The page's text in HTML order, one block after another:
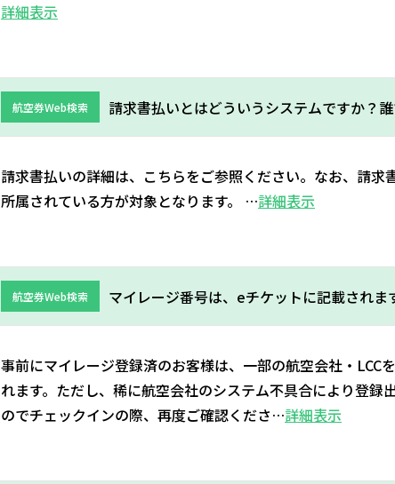
詳細表示
航空券Web検索 請求書払いとはどういうシステムですか？
請求書払いの詳細は、こちらをご参照ください。なお、請求
所属されている方が対象となります。 …詳細表示
航空券Web検索 マイレージ番号は、eチケットに記載されま
事前にマイレージ登録済のお客様は、一部の航空会社・LCC
れます。ただし、稀に航空会社のシステム不具合により登録
のでチェックインの際、再度ご確認くださ…詳細表示